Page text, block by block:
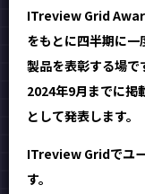
ITreview Grid
をもとに四半期に
製品を表彰する場で
2024年9月までに掲
として発表します。
ITreview Gridでユ
す。